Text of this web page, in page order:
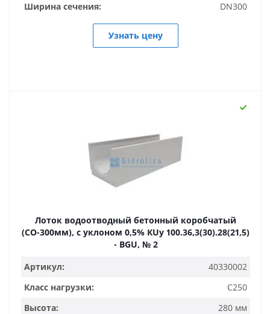
Ширина сечения:
DN300
Узнать цену
Лоток водоотводный бетонный коробчатый
(СО-300мм), с уклоном 0,5% КUу 100.36,3(30).28(21,5)
- BGU, № 2
Артикул:
40330002
Класс нагрузки:
C250
Высота:
280 мм